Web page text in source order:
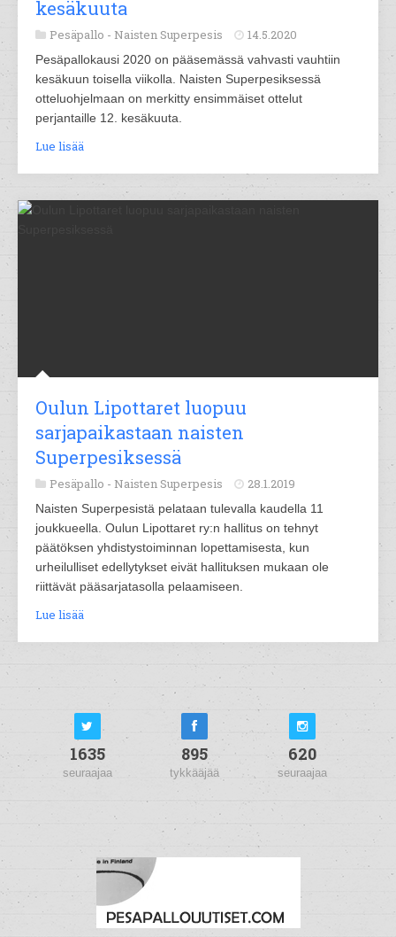
kesäkuuta
Pesäpallo - Naisten Superpesis 14.5.2020
Pesäpallokausi 2020 on pääsemässä vahvasti vauhtiin
kesäkuun toisella viikolla. Naisten Superpesiksessä
otteluohjelmaan on merkitty ensimmäiset ottelut
perjantaille 12. kesäkuuta.
Lue lisää
Oulun Lipottaret luopuu
sarjapaikastaan naisten
Superpesiksessä
Pesäpallo - Naisten Superpesis 28.1.2019
Naisten Superpesistä pelataan tulevalla kaudella 11
joukkueella. Oulun Lipottaret ry:n hallitus on tehnyt
päätöksen yhdistystoiminnan lopettamisesta, kun
urheilulliset edellytykset eivät hallituksen mukaan ole
riittävät pääsarjatasolla pelaamiseen.
Lue lisää
1635
seuraajaa
895
tykkääjää
620
seuraajaa